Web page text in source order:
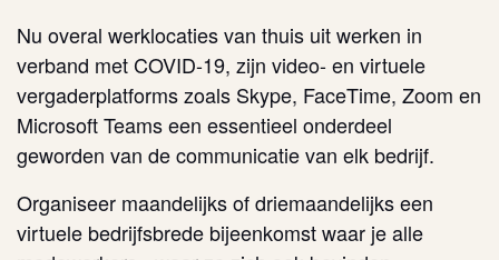
Nu overal werklocaties van thuis uit werken in
verband met COVID-19, zijn video- en virtuele
vergaderplatforms zoals Skype, FaceTime, Zoom en
Microsoft Teams een essentieel onderdeel
geworden van de communicatie van elk bedrijf.
Organiseer maandelijks of driemaandelijks een
virtuele bedrijfsbrede bijeenkomst waar je alle